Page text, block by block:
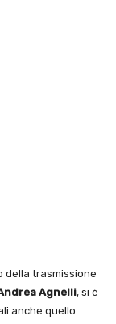
della trasmissione
Agnelli, si è
anche quello